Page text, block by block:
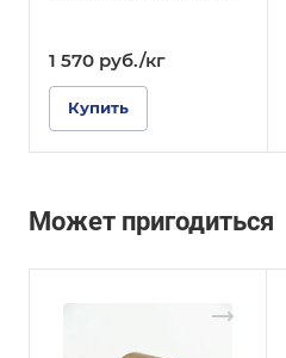
1 570 руб./кг
Купить
Может пригодиться